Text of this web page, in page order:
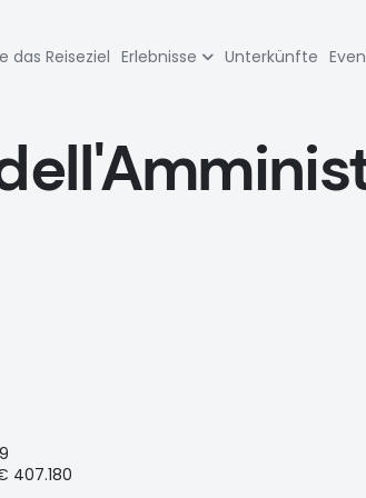
das Reiseziel Erlebnisse Unterkünfte
407.180